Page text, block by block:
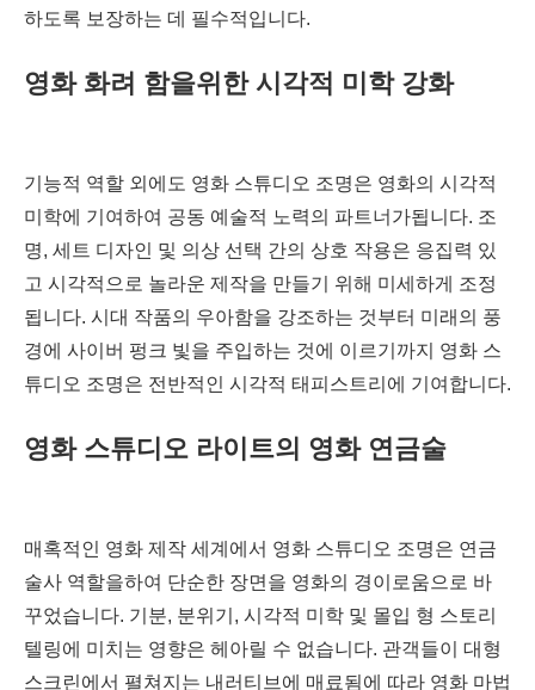
하도록 보장하는 데 필수적입니다.
영화 화려 함을위한 시각적 미학 강화
기능적 역할 외에도 영화 스튜디오 조명은 영화의 시각적
미학에 기여하여 공동 예술적 노력의 파트너가됩니다. 조
명, 세트 디자인 및 의상 선택 간의 상호 작용은 응집력 있
고 시각적으로 놀라운 제작을 만들기 위해 미세하게 조정
됩니다. 시대 작품의 우아함을 강조하는 것부터 미래의 풍
경에 사이버 펑크 빛을 주입하는 것에 이르기까지 영화 스
튜디오 조명은 전반적인 시각적 태피스트리에 기여합니다.
영화 스튜디오 라이트의 영화 연금술
매혹적인 영화 제작 세계에서 영화 스튜디오 조명은 연금
술사 역할을하여 단순한 장면을 영화의 경이로움으로 바
꾸었습니다. 기분, 분위기, 시각적 미학 및 몰입 형 스토리
텔링에 미치는 영향은 헤아릴 수 없습니다. 관객들이 대형
스크린에서 펼쳐지는 내러티브에 매료됨에 따라 영화 마법